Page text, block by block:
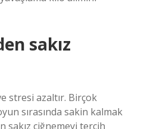
sakız
stresi azaltır. Birçok
sırasında sakin kalmak
sakız çiğnemeyi tercih